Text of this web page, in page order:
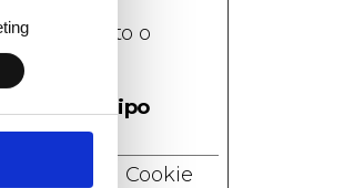
o
Tipo
Cookie